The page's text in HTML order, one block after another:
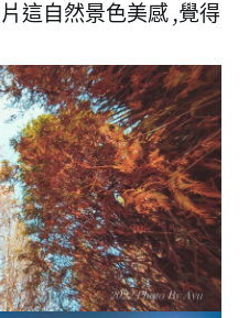
這自然景色美感 ,覺得